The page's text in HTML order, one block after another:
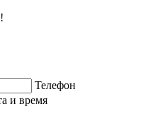
Телефон
и время